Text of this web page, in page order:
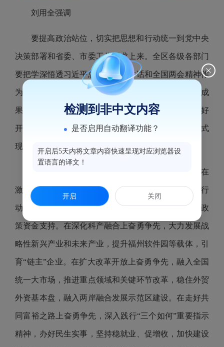
刘用全强调
要提高政治站位，切实把思想和行动统一到党中央
决策部署和省委、市委工作要求上来。全区各级各部门
要把学深悟透习近平总书记重要讲话和全国两会精神作
为当前和今后一个时期的重要政治任务，切实把学习成
果转化为担当作为的行动力，体现到实现“十五五”良好
开局的成效上，以更加奋发有为的精神状态推动中国式
现代化鼓楼实践展现新气象。
要紧扣重点任务，推动“十五五”开好局起好步。在
激活内需潜力上奋勇争先，深入实施提振消费专项行
动，提升文旅消费承载力；抢抓政策机遇，争取更多政
策资金支持。在深化科产融合上奋勇争先，大力发展战
略性新兴产业和未来产业，提升福州软件园等载体，引
育“链主”企业。在扩大改革开放上奋勇争先，融入全国
统一大市场，推进重点领域和关键环节改革，稳住外贸
外资基本盘，融入两岸融合发展示范区建设。在走好共
同富裕之路上奋勇争先，深入践行“三个如何”重要指示
精神，办好民生实事，坚持稳就业、促增收，加快建设
检测到非中文内容
是否启用自动翻译功能？
开启后5天内将文章内容快速呈现对应浏览器设
置语言的译文！
开启 关闭